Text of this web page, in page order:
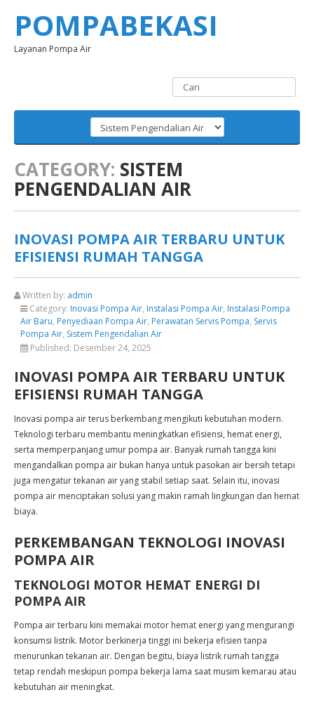
POMPABEKASI
Layanan Pompa Air
CATEGORY: SISTEM
PENGENDALIAN AIR
INOVASI POMPA AIR TERBARU UNTUK
EFISIENSI RUMAH TANGGA
Written by: admin
Category: Inovasi Pompa Air, Instalasi Pompa Air, Instalasi Pompa
Air Baru, Penyediaan Pompa Air, Perawatan Servis Pompa, Servis
Pompa Air, Sistem Pengendalian Air
Published: Desember 24, 2025
INOVASI POMPA AIR TERBARU UNTUK
EFISIENSI RUMAH TANGGA
Inovasi pompa air terus berkembang mengikuti kebutuhan modern.
Teknologi terbaru membantu meningkatkan efisiensi, hemat energi,
serta memperpanjang umur pompa air. Banyak rumah tangga kini
mengandalkan pompa air bukan hanya untuk pasokan air bersih tetapi
juga mengatur tekanan air yang stabil setiap saat. Selain itu, inovasi
pompa air menciptakan solusi yang makin ramah lingkungan dan hemat
biaya.
PERKEMBANGAN TEKNOLOGI INOVASI
POMPA AIR
TEKNOLOGI MOTOR HEMAT ENERGI DI
POMPA AIR
Pompa air terbaru kini memakai motor hemat energi yang mengurangi
konsumsi listrik. Motor berkinerja tinggi ini bekerja efisien tanpa
menurunkan tekanan air. Dengan begitu, biaya listrik rumah tangga
tetap rendah meskipun pompa bekerja lama saat musim kemarau atau
kebutuhan air meningkat.